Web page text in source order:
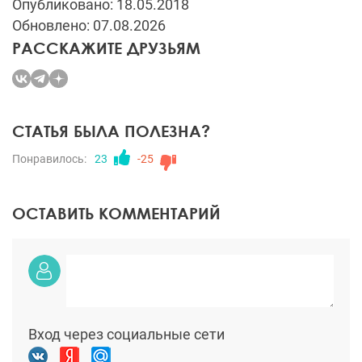
Опубликовано: 18.05.2018
Обновлено: 07.08.2026
РАССКАЖИТЕ ДРУЗЬЯМ
СТАТЬЯ БЫЛА ПОЛЕЗНА?
Понравилось: 23 -25
ОСТАВИТЬ КОММЕНТАРИЙ
Вход через социальные сети